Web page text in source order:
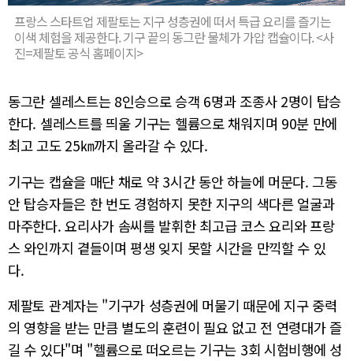
프랑스 스타트업 제팔토는 지구 성층권에 떠서 특급 요리를 즐기는
이색 체험을 제공한다. 기구 끝의 동그란 물체가 가압 캡슐이다. <사
진=제팔토 공식 홈페이지>
동그란 셀레스트는 8인승으로 승객 6명과 조종사 2명이 탑승
한다. 셀레스트를 띄울 기구는 헬륨으로 채워지며 90분 만에
최고 고도 25㎞까지 올라갈 수 있다.
기구는 캡슐을 매단 채로 약 3시간 동안 하늘에 머문다. 그동
안 탑승자들은 한 번도 경험하지 못한 지구의 색다른 얼굴과
마주한다. 요리사가 솜씨를 발휘한 최고급 코스 요리와 프랑
스 와인까지 곁들이며 평생 잊지 못할 시간을 만끽할 수 있
다.
제팔토 관계자는 "기구가 성층권에 머물기 때문에 지구 중력
의 영향을 받는 만큼 별도의 훈련이 필요 없고 전 연령대가 즐
길 수 있다"며 "헬륨으로 떠오르는 기구는 3회 시험비행에 성